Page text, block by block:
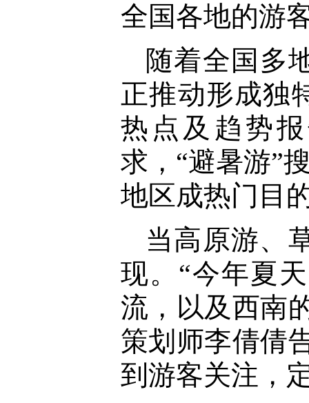
全国各地的游
随着全国多
正推动形成独
热点及趋势
求，“避暑游”
地区成热门目
当高原游、
现。“今年夏
流，以及西南
策划师李倩倩
到游客关注，